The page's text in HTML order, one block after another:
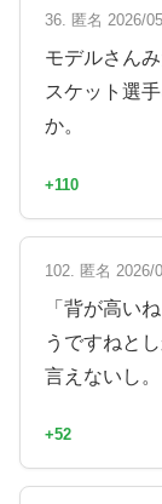
36. 匿名 2026/
モデルさん
スケット選
か。
+110
102. 匿名 2026/
「背が高い
うですねと
言えないし。
+52